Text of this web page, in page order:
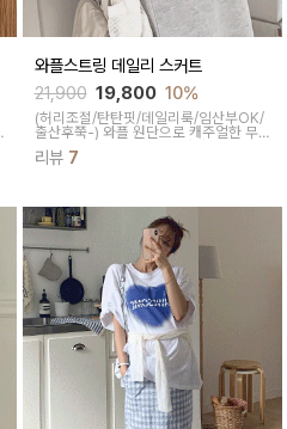
와플스트링 데일리 스커트
21,900 19,800 10%
(허리조절/탄탄핏/데일리룩/임산부OK/
출산후쭉-) 와플 원단으로 캐주얼한 무
드로 즐겨 입기 좋으면서 탄탄한 핏감, H
라인으로 군살을 가려주고 허리밴딩과
리뷰 7